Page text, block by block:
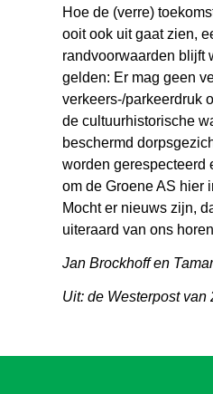
Hoe de (verre)
ooit ook uit gaat zien,
randvoorwaarden blijft
gelden: Er mag geen
verkeers-/parkeerdruk
de cultuurhistorische
beschermd
worden gerespecteerd
om de Groene AS hier
Mocht er nieuws zijn,
uiteraard van ons
Jan Brockhoff en
Uit: de Westerpost van